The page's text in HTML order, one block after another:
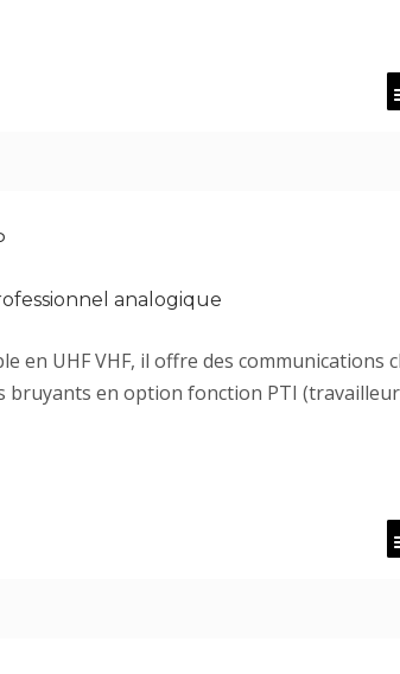
analogique
en UHF VHF, il offre des communications
bruyants en option fonction PTI